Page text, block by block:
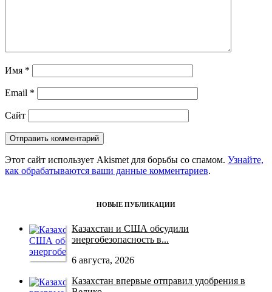
Имя *
Email *
Сайт
Этот сайт использует Akismet для борьбы со спамом. Узнайте,
как обрабатываются ваши данные комментариев.
НОВЫЕ ПУБЛИКАЦИИ
Казахстан и США обсудили
энергобезопасность в...
6 августа, 2026
Казахстан впервые отправил удобрения в